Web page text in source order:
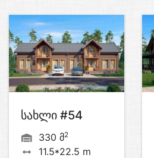
სახლი #54
330 მ2
11.5*22.5 m